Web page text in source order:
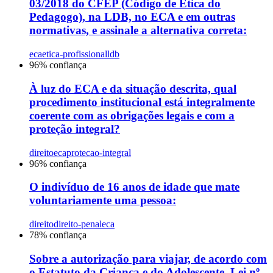
03/2018 do CFEP (Código de Ética do
Pedagogo), na LDB, no ECA e em outras
normativas, e assinale a alternativa correta:
ecaetica-profissionalldb
96% confiança
À luz do ECA e da situação descrita, qual
procedimento institucional está integralmente
coerente com as obrigações legais e com a
proteção integral?
direitoecaprotecao-integral
96% confiança
O indivíduo de 16 anos de idade que mate
voluntariamente uma pessoa:
direitodireito-penaleca
78% confiança
Sobre a autorização para viajar, de acordo com